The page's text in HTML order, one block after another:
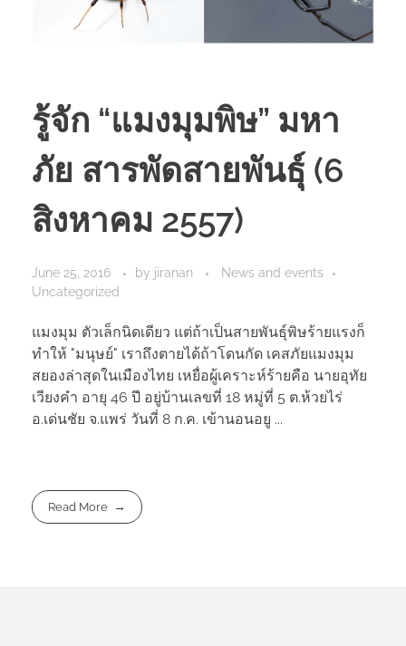
รู้จัก “แมงมุมพิษ” มหา
ภัย สารพัดสายพันธุ์ (6
สิงหาคม 2557)
June 25, 2016 by jiranan
News and events
Uncategorized
แมงมุม ตัวเล็กนิดเดียว แต่ถ้าเป็นสายพันธุ์พิษร้ายแรงก็
ทำให้ "มนุษย์" เราถึงตายได้ถ้าโดนกัด เคสภัยแมงมุม
สยองล่าสุดในเมืองไทย เหยื่อผู้เคราะห์ร้ายคือ นายอุทัย
เวียงคำ อายุ 46 ปี อยู่บ้านเลขที่ 18 หมู่ที่ 5 ต.ห้วยไร่
อ.เด่นชัย จ.แพร่ วันที่ 8 ก.ค. เข้านอนอยู ...
Read More